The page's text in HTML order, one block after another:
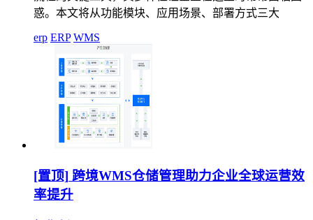
惑。本文将从功能模块、应用场景、部署方式三大
erp ERP WMS
[置顶] 跨境WMS仓储管理助力企业全球运营效
率提升